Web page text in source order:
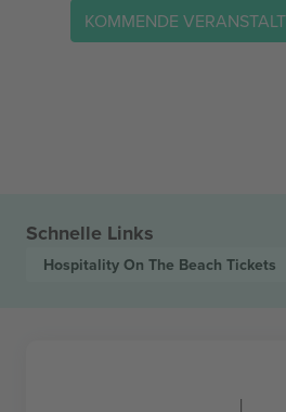
KOMMENDE
Schnelle Links
Hospitality On The Beach Tickets